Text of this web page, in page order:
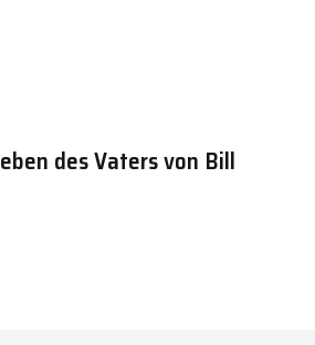
des Vaters von Bill